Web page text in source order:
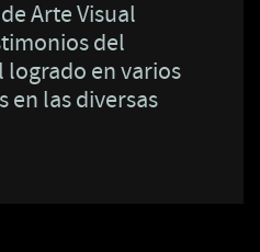
Arte Visual
del
en varios
en las diversas